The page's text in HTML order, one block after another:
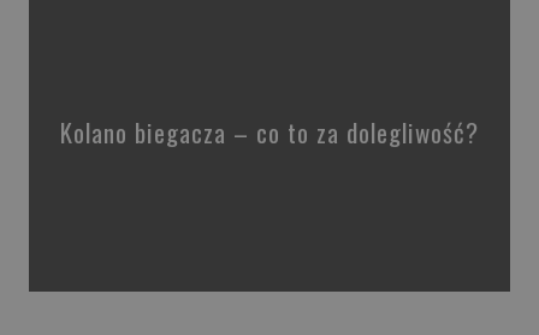
Kolano biegacza – co to za dolegliwość?